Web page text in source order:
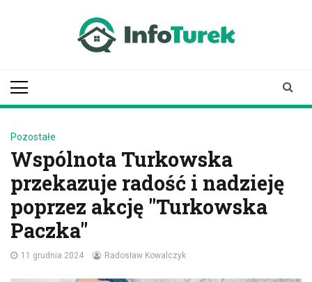
Pozostałe
Wspólnota Turkowska
przekazuje radość i nadzieję
poprzez akcję "Turkowska
Paczka"
11 grudnia 2024 Radosław Kowalczyk